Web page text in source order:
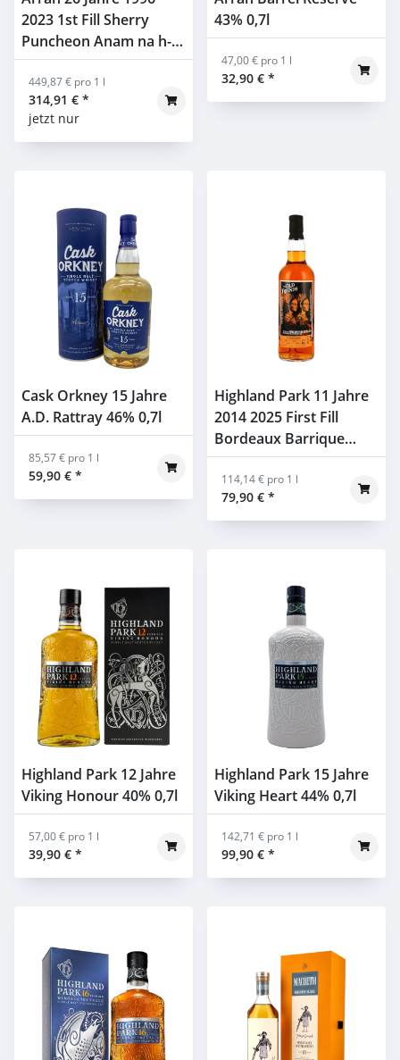
2023 1st Fill Sherry
Puncheon Anam na h-
Alba 52,1% 0,7l
jetzt nur
314,91 € *
449,87 € pro 1 l
43% 0,7l
32,90 € *
47,00 € pro 1 l
Cask Orkney 15 Jahre
A.D. Rattray 46% 0,7l
59,90 € *
85,57 € pro 1 l
Highland Park 11 Jahre
2014 2025 First Fill
Bordeaux Barrique
#131/2014 The Old
Friends 49,3% 0,7l
79,90 € *
114,14 € pro 1 l
Highland Park 12 Jahre
Viking Honour 40% 0,7l
39,90 € *
57,00 € pro 1 l
Highland Park 15 Jahre
Viking Heart 44% 0,7l
99,90 € *
142,71 € pro 1 l